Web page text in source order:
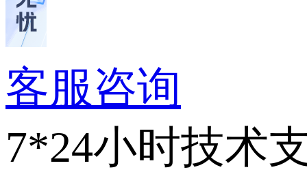
客服咨询
7*24小时技术